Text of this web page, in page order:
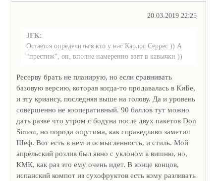
20.03.2019 22:25
JFK:
Остается определиться кто у нас Карлос Серрес )) А
"престиж", он, вполне намеренно взят в кавычки ))
Ресерву брать не планирую, но если сравнивать
базовую версию, которая когда-то продавалась в КиБе,
и эту криансу, последняя выше на голову. Да и уровень
совершенно не кооперативный. 90 баллов тут можно
дать разве что утром с бодуна после двух пакетов Don
Simon, но порода ощутима, как справедливо заметил
Шеф. Вот есть в нем и осмысленность, и стиль. Мой
апрельский розлив был явно с уклоном в вишню, но,
КМК, как раз это ему очень идет. В конце концов,
испанский компот из сухофруктов есть кому разливать